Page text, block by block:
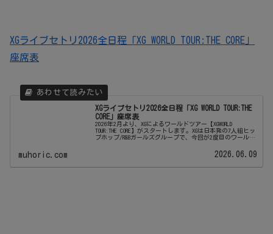
XGライブセトリ2026全日程「XG WORLD TOUR:THE CORE」
座席表
XGライブセトリ2026全日程「XG WORLD TOUR:THE
CORE」座席表
2026年2月より、XGによるワールドツアー【XGWORLD
TOUR:THE CORE】がスタートします。XGは日本発の7人組ヒッ
プホップ/R&Bガールズグループで、今回が2度目のワールド
muhoric.com 2026.06.09